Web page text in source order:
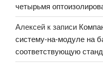
четырьмя
Алексей к записи
систему-на-модуле на
соответствующую